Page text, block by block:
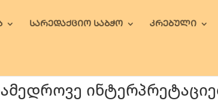
ᲡᲐᲠᲔᲓᲐᲥᲪᲘᲝ ᲡᲐᲑᲭᲝ ᲙᲠᲔᲑᲣᲚᲘ